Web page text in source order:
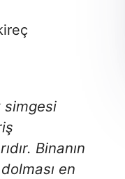
simgesi
Binanın
en